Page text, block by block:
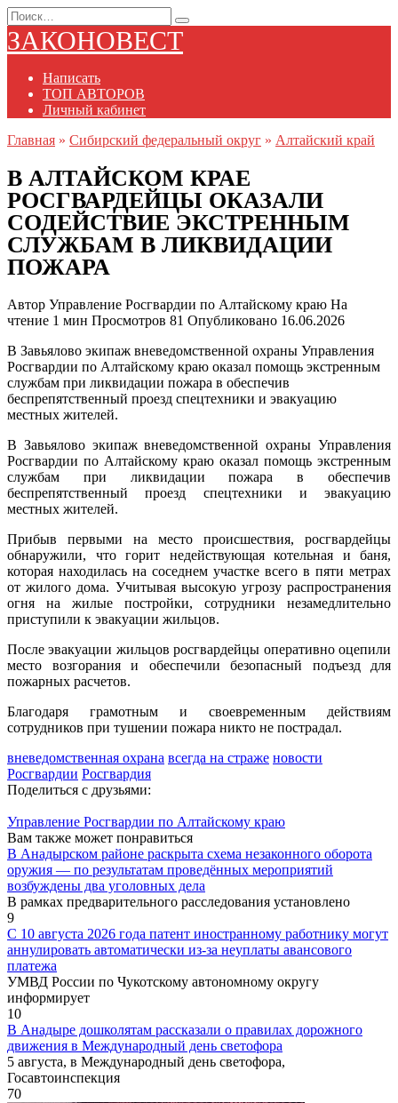
Перейти
к
содержанию
Search
for:
ЗАКОНОВЕСТ
Написать
ТОП АВТОРОВ
Личный кабинет
Главная » Сибирский федеральный округ » Алтайский край
В АЛТАЙСКОМ КРАЕ
РОСГВАРДЕЙЦЫ ОКАЗАЛИ
СОДЕЙСТВИЕ ЭКСТРЕННЫМ
СЛУЖБАМ В ЛИКВИДАЦИИ
ПОЖАРА
Автор Управление Росгвардии по Алтайскому краю На
чтение 1 мин Просмотров 81 Опубликовано 16.06.2026
В Завьялово экипаж вневедомственной охраны Управления
Росгвардии по Алтайскому краю оказал помощь экстренным
службам при ликвидации пожара в обеспечив
беспрепятственный проезд спецтехники и эвакуацию
местных жителей.
В Завьялово экипаж вневедомственной охраны Управления
Росгвардии по Алтайскому краю оказал помощь экстренным
службам при ликвидации пожара в обеспечив
беспрепятственный проезд спецтехники и эвакуацию
местных жителей.
Прибыв первыми на место происшествия, росгвардейцы
обнаружили, что горит недействующая котельная и баня,
которая находилась на соседнем участке всего в пяти метрах
от жилого дома. Учитывая высокую угрозу распространения
огня на жилые постройки, сотрудники незамедлительно
приступили к эвакуации жильцов.
После эвакуации жильцов росгвардейцы оперативно оцепили
место возгорания и обеспечили безопасный подъезд для
пожарных расчетов.
Благодаря грамотным и своевременным действиям
сотрудников при тушении пожара никто не пострадал.
вневедомственная охрана всегда на страже новости
Росгвардии Росгвардия
Поделиться с друзьями:
Управление Росгвардии по Алтайскому краю
Вам также может понравиться
В Анадырском районе раскрыта схема незаконного оборота
оружия — по результатам проведённых мероприятий
возбуждены два уголовных дела
В рамках предварительного расследования установлено
9
С 10 августа 2026 года патент иностранному работнику могут
аннулировать автоматически из-за неуплаты авансового
платежа
УМВД России по Чукотскому автономному округу
информирует
10
В Анадыре дошколятам рассказали о правилах дорожного
движения в Международный день светофора
5 августа, в Международный день светофора,
Госавтоинспекция
70